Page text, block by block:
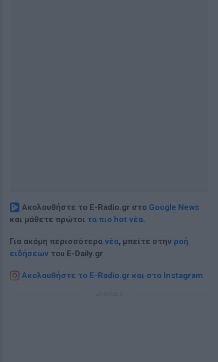
Ακολουθήστε το E-Radio.gr στο Google News
και μάθετε πρώτοι τα πιο hot νέα.
Για ακόμη περισσότερα νέα, μπείτε στην ροή
ειδήσεων του E-Daily.gr
Ακολουθήστε το E-Radio.gr και στο Instagram